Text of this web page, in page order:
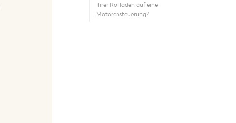
Ihrer Rollläden auf eine
Motorensteuerung?